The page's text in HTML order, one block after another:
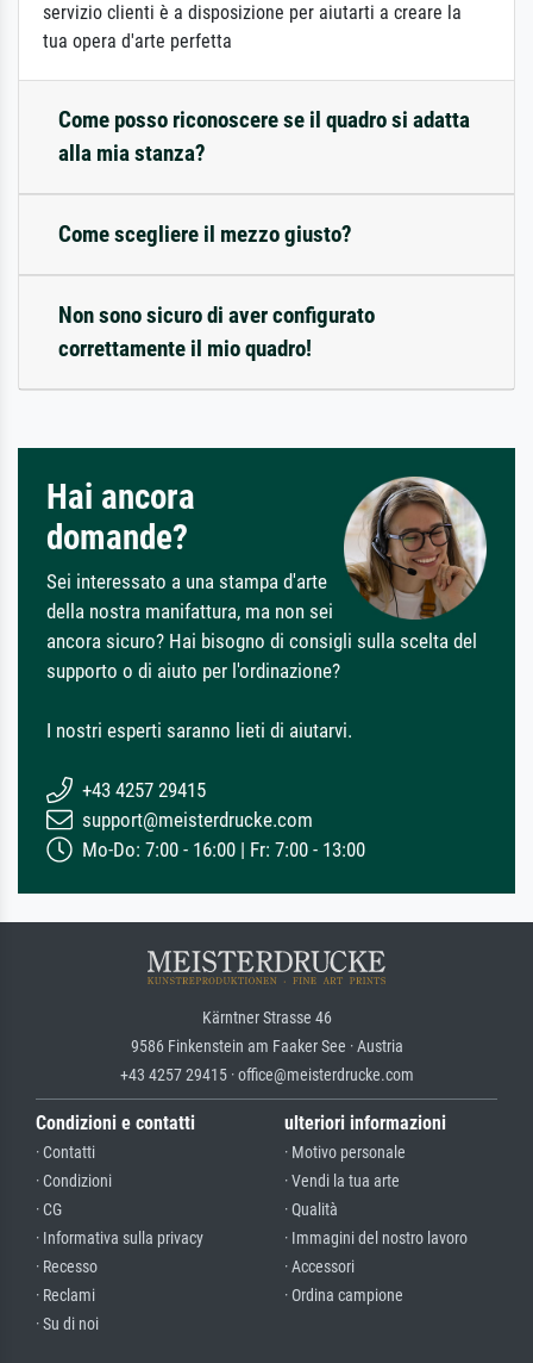
servizio clienti è a disposizione per aiutarti a creare la
tua opera d'arte perfetta
Come posso riconoscere se il quadro si adatta
alla mia stanza?
Come scegliere il mezzo giusto?
Non sono sicuro di aver configurato
correttamente il mio quadro!
Hai ancora
domande?
Sei interessato a una stampa d'arte
della nostra manifattura, ma non sei
ancora sicuro? Hai bisogno di consigli sulla scelta del
supporto o di aiuto per l'ordinazione?
I nostri esperti saranno lieti di aiutarvi.
+43 4257 29415
support@meisterdrucke.com
Mo-Do: 7:00 - 16:00 | Fr: 7:00 - 13:00
Kärntner Strasse 46
9586 Finkenstein am Faaker See · Austria
+43 4257 29415 · office@meisterdrucke.com
Condizioni e contatti
· Contatti
· Condizioni
· CG
· Informativa sulla privacy
· Recesso
· Reclami
· Su di noi
ulteriori informazioni
· Motivo personale
· Vendi la tua arte
· Qualità
· Immagini del nostro lavoro
· Accessori
· Ordina campione